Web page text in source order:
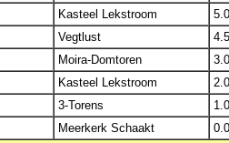
Kasteel Lekstroom
Vegtlust
Moira-Domtoren
Kasteel Lekstroom
3-Torens
Meerkerk Schaakt